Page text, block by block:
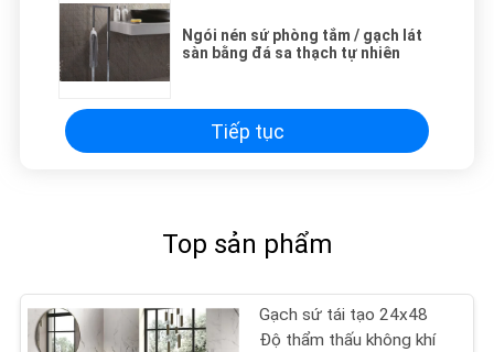
Ngói nén sứ phòng tắm / gạch lát
sàn bằng đá sa thạch tự nhiên
Tiếp tục
Top sản phẩm
Gạch sứ tái tạo 24x48
Độ thẩm thấu không khí